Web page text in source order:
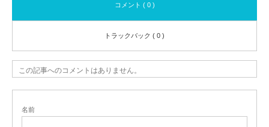
コメント ( 0 )
トラックバック ( 0 )
この記事へのコメントはありません。
名前